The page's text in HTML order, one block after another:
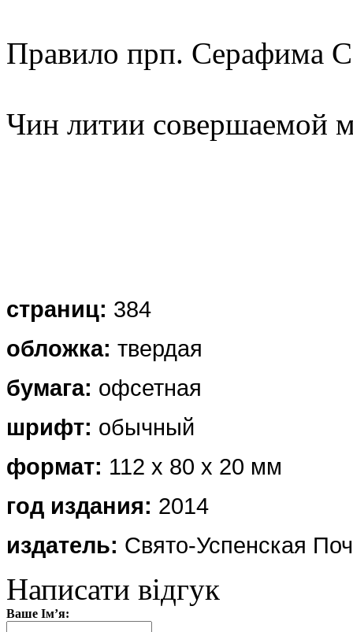
Правило прп. Серафима
Чин литии совершаемой
страниц: 384
обложка: твердая
бумага: офсетная
шрифт: обычный
формат: 112 х 80 х 20 мм
год издания: 2014
издатель: Свято-Успенская
Написати відгук
Ваше Ім’я: